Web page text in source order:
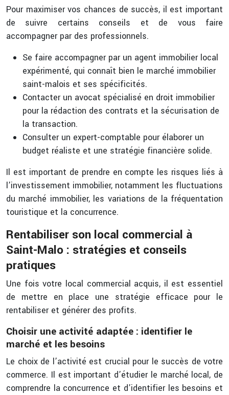
Pour maximiser vos chances de succès, il est important
de suivre certains conseils et de vous faire
accompagner par des professionnels.
Se faire accompagner par un agent immobilier local
expérimenté, qui connaît bien le marché immobilier
saint-malois et ses spécificités.
Contacter un avocat spécialisé en droit immobilier
pour la rédaction des contrats et la sécurisation de
la transaction.
Consulter un expert-comptable pour élaborer un
budget réaliste et une stratégie financière solide.
Il est important de prendre en compte les risques liés à
l’investissement immobilier, notamment les fluctuations
du marché immobilier, les variations de la fréquentation
touristique et la concurrence.
Rentabiliser son local commercial à
Saint-Malo : stratégies et conseils
pratiques
Une fois votre local commercial acquis, il est essentiel
de mettre en place une stratégie efficace pour le
rentabiliser et générer des profits.
Choisir une activité adaptée : identifier le
marché et les besoins
Le choix de l’activité est crucial pour le succès de votre
commerce. Il est important d’étudier le marché local, de
comprendre la concurrence et d’identifier les besoins et